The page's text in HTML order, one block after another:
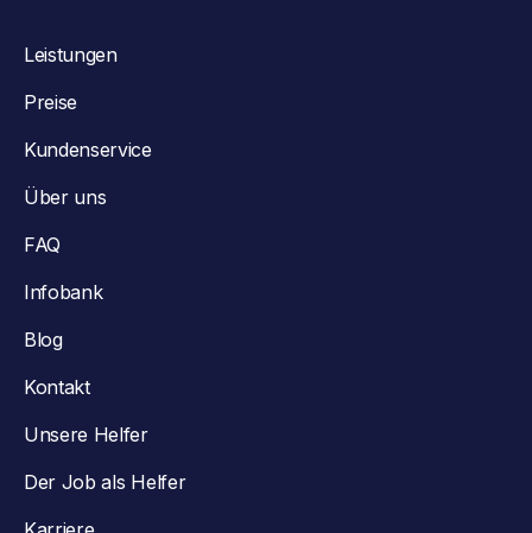
Leistungen
Preise
Kundenservice
Über uns
FAQ
Infobank
Blog
Kontakt
Unsere Helfer
Der Job als Helfer